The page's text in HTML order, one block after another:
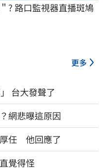
? 路口監視器直播斑鳩
更多
台大發聲了
網悲曝這原因
任 他回應了
覺得怪